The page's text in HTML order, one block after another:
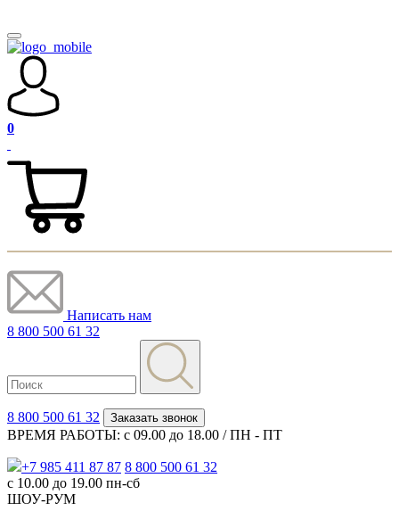
0
Написать нам
8 800 500 61 32
8 800 500 61 32 Заказать звонок
ВРЕМЯ РАБОТЫ: с 09.00 до 18.00 / ПН - ПТ
+7 985 411 87 87 8 800 500 61 32
с 10.00 до 19.00 пн-сб
ШОУ-РУМ